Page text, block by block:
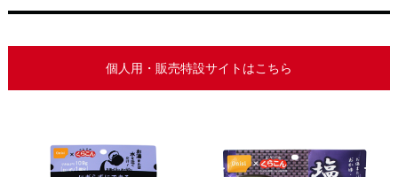
個人用・販売特設サイトはこちら